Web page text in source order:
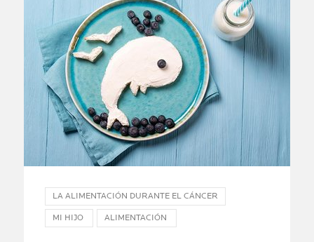
LA ALIMENTACIÓN DURANTE EL CÁNCER
MI HIJO ALIMENTACIÓN